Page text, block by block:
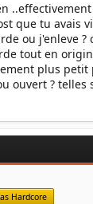
que tu avais
ou j'enleve ?
tout en
plus petit
ouvert ? telles
Hardcore